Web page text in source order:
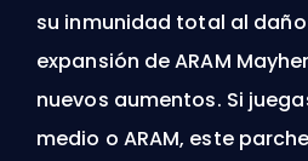
su inmunidad total al
expansión de ARAM
nuevos aumentos. Si
medio o ARAM, este